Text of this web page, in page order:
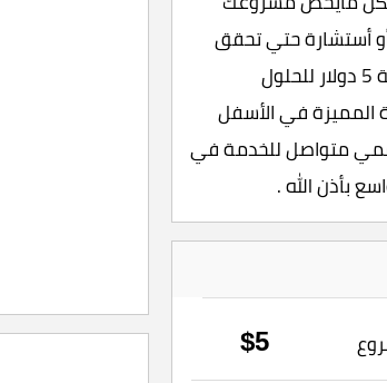
أو أستشارة حتي تحقق
النجاح والربح ، سأعطيك حلول تحقق لك ماتريد من النجاح . سعر الخدمة 5 دولار للحلول
المميزة في الأسفل
دعمي متواصل للخدمة في
بأذن الله .
$5